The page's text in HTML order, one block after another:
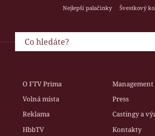
Nejlepší palačinky
Švestkový
O FTV Prima
Management
Volná místa
Press
Reklama
Castingy a
HbbTV
Kontakty